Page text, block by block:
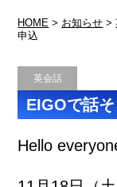
HOME > お知らせ >
申込
英会話
EIGOで話
Hello